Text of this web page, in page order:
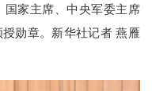
国家主席、中央军委主席
勋章。新华社记者 燕雁